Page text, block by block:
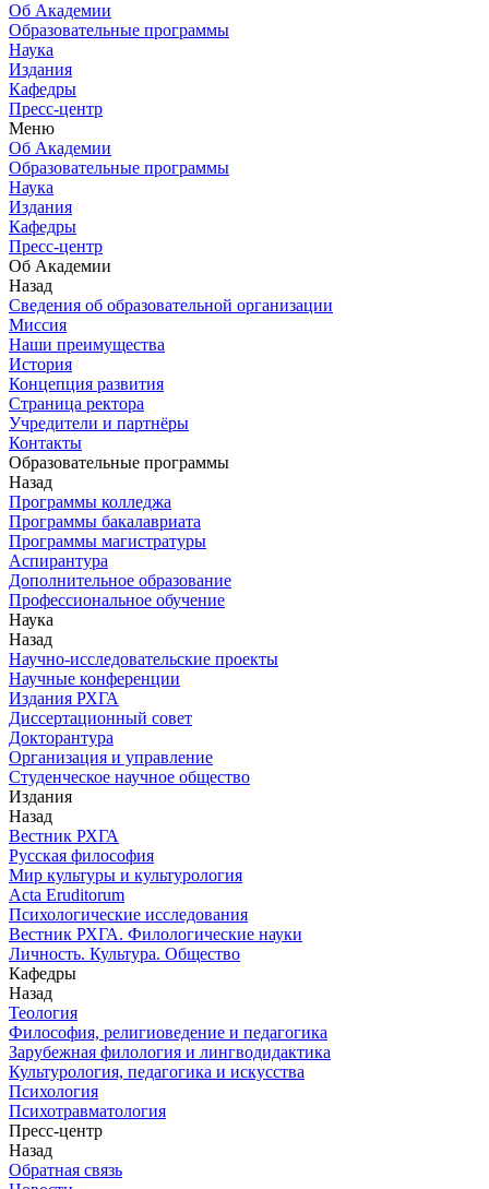
Об Академии
Образовательные программы
Наука
Издания
Кафедры
Пресс-центр
Меню
Об Академии
Образовательные программы
Наука
Издания
Кафедры
Пресс-центр
Об Академии
Назад
Сведения об образовательной организации
Миссия
Наши преимущества
История
Концепция развития
Страница ректора
Учредители и партнёры
Контакты
Образовательные программы
Назад
Программы колледжа
Программы бакалавриата
Программы магистратуры
Аспирантура
Дополнительное образование
Профессиональное обучение
Наука
Назад
Научно-исследовательские проекты
Научные конференции
Издания РХГА
Диссертационный совет
Докторантура
Организация и управление
Студенческое научное общество
Издания
Назад
Вестник РХГА
Русская философия
Мир культуры и культурология
Acta Eruditorum
Психологические исследования
Вестник РХГА. Филологические науки
Личность. Культура. Общество
Кафедры
Назад
Теология
Философия, религиоведение и педагогика
Зарубежная филология и лингводидактика
Культурология, педагогика и искусства
Психология
Психотравматология
Пресс-центр
Назад
Обратная связь